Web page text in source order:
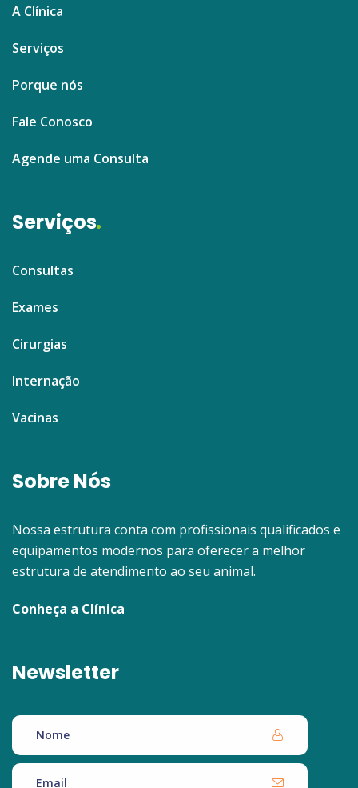
A Clínica
Serviços
Porque nós
Fale Conosco
Agende uma Consulta
Serviços
Consultas
Exames
Cirurgias
Internação
Vacinas
Sobre Nós
Nossa estrutura conta com profissionais qualificados e
equipamentos modernos para oferecer a melhor
estrutura de atendimento ao seu animal.
Conheça a Clínica
Newsletter